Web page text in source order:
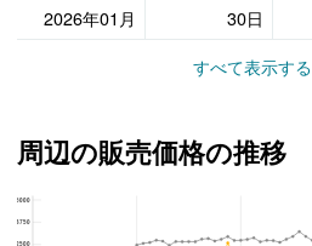
2026年01月
30日
すべて表示する
周辺の販売価格の推移
メビウス渋谷幡ヶ谷、渋谷区と幡ヶ谷駅の周辺の販売価格の推移
5000
3750
2500